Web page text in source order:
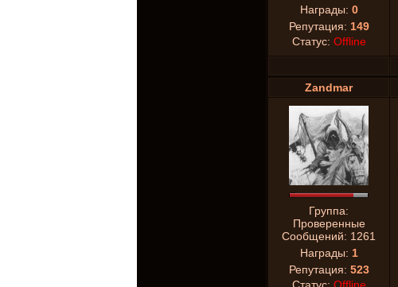
Награды: 0
Репутация: 149
Статус: Offline
Zandmar
Группа:
Проверенные
Сообщений: 1261
Награды: 1
Репутация: 523